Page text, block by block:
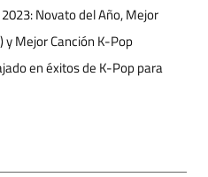
Novato del Año, Mejor
y Mejor Canción K-Pop
en éxitos de K-Pop para